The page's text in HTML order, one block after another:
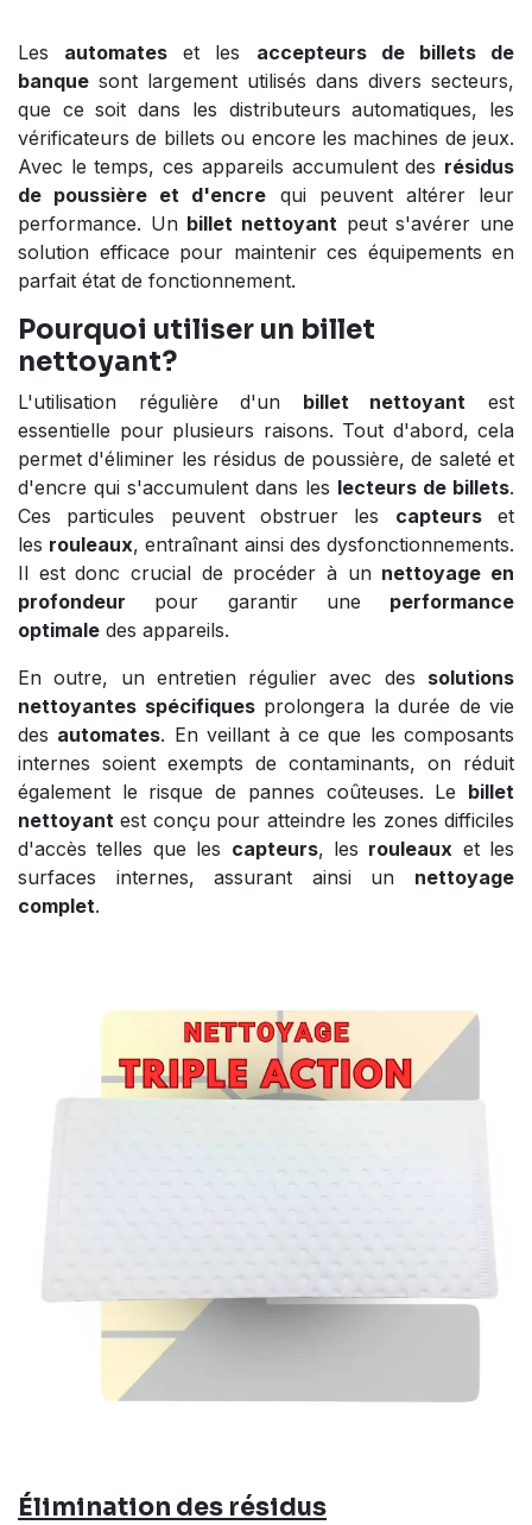
Les automates et les accepteurs de billets de
banque sont largement utilisés dans divers secteurs,
que ce soit dans les distributeurs automatiques, les
vérificateurs de billets ou encore les machines de jeux.
Avec le temps, ces appareils accumulent des résidus
de poussière et d'encre qui peuvent altérer leur
performance. Un billet nettoyant peut s'avérer une
solution efficace pour maintenir ces équipements en
parfait état de fonctionnement.
Pourquoi utiliser un billet
nettoyant?
L'utilisation régulière d'un billet nettoyant est
essentielle pour plusieurs raisons. Tout d'abord, cela
permet d'éliminer les résidus de poussière, de saleté et
d'encre qui s'accumulent dans les lecteurs de billets.
Ces particules peuvent obstruer les capteurset
les rouleaux, entraînant ainsi des dysfonctionnements.
Il est donc crucial de procéder à un nettoyage en
profondeur pour garantir une performance
optimale des appareils.
En outre, un entretien régulier avec des solutions
nettoyantes spécifiquesprolongera la durée de vie
des automates. En veillant à ce que les composants
internes soient exempts de contaminants, on réduit
également le risque de pannes coûteuses. Le billet
nettoyant est conçu pour atteindre les zones difficiles
d'accès telles que les capteurs, les rouleaux et les
surfaces internes, assurant ainsi un nettoyage
complet.
Élimination des résidus